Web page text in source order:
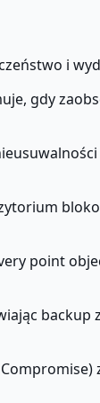
i
gdy
point